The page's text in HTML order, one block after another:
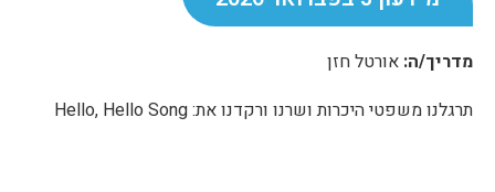
מדריך/ה: אורטל חזן
תרגלנו משפטי היכרות ושרנו ורקדנו את: Hello, Hello Song